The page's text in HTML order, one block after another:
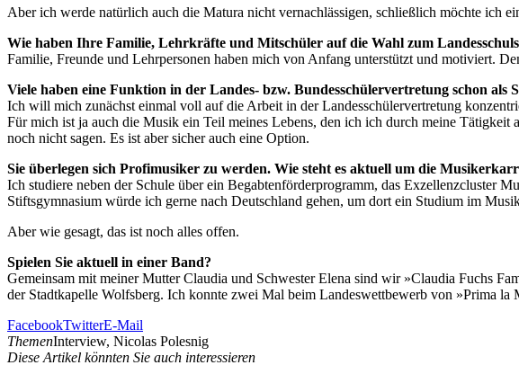
Aber ich werde natürlich auch die Matura nicht vernachlässigen, schließlich möchte ich
Wie haben Ihre Familie, Lehrkräfte und Mitschüler auf die Wahl zum
Familie, Freunde und Lehrpersonen haben mich von Anfang unterstützt und motiviert.
Viele haben eine Funktion in der Landes- bzw. Bundesschülervertretung schon
Ich will mich zunächst einmal voll auf die Arbeit in der Landesschülervertretung
Für mich ist ja auch die Musik ein Teil meines Lebens, den ich ich durch meine
noch nicht sagen. Es ist aber sicher auch eine Option.
Sie überlegen sich Profimusiker zu werden. Wie steht es aktuell um die
Ich studiere neben der Schule über ein Begabtenförderprogramm, das Exzellenzcluster
Stiftsgymnasium würde ich gerne nach Deutschland gehen, um dort ein Studium im
Aber wie gesagt, das ist noch alles offen.
Spielen Sie aktuell in einer Band?
Gemeinsam mit meiner Mutter Claudia und Schwester Elena sind wir »Claudia Fuchs
der Stadtkapelle Wolfsberg. Ich konnte zwei Mal beim Landeswettbewerb von »Prima la
FacebookTwitterE-Mail
ThemenInterview, Nicolas Polesnig
Diese Artikel könnten Sie auch interessieren